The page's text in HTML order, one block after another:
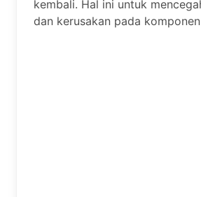
kembali. Hal ini untuk
dan kerusakan pada